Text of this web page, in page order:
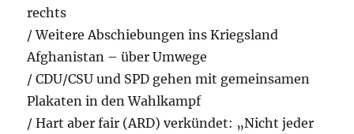
rechts
/ Weitere Abschiebungen ins Kriegsland
Afghanistan – über Umwege
/ CDU/CSU und SPD gehen mit gemeinsamen
Plakaten in den Wahlkampf
/ Hart aber fair (ARD) verkündet: „Nicht jeder